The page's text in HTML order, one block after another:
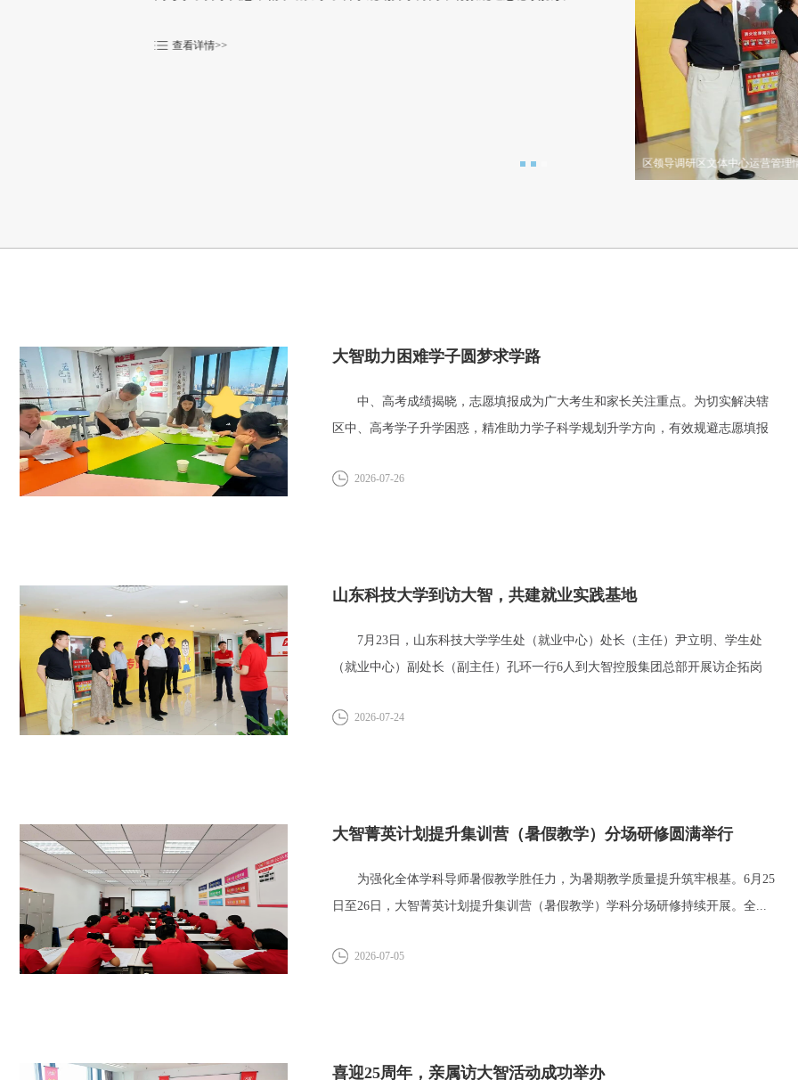
查看详情>>
大智助力困难学子圆梦求学路
中、高考成绩揭晓，志愿填报成为广大考生和家长关注重点。为切实解决辖
区中、高考学子升学困惑，精准助力学子科学规划升学方向，有效规避志愿填报
2026-07-26
山东科技大学到访大智，共建就业实践基地
7月23日，山东科技大学学生处（就业中心）处长（主任）尹立明、学生处
（就业中心）副处长（副主任）孔环一行6人到大智控股集团总部开展访企拓岗
2026-07-24
大智菁英计划提升集训营（暑假教学）分场研修圆满举行
为强化全体学科导师暑假教学胜任力，为暑期教学质量提升筑牢根基。6月25
日至26日，大智菁英计划提升集训营（暑假教学）学科分场研修持续开展。全...
2026-07-05
喜迎25周年，亲属访大智活动成功举办